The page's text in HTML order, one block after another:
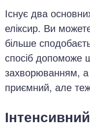
Існує два
еліксир. Ви
більше
спосіб допоможе
захворюванням, а
приємний, але